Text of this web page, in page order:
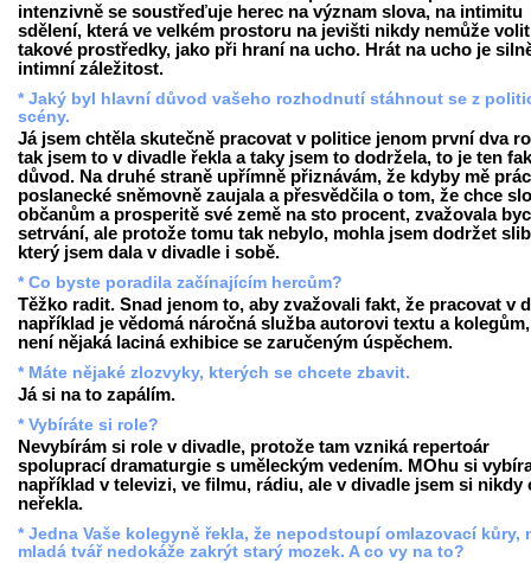
intenzivně se soustřeďuje herec na význam slova, na intimitu
sdělení, která ve velkém prostoru na jevišti nikdy nemůže volit
takové prostředky, jako při hraní na ucho. Hrát na ucho je
intimní záležitost.
* Jaký byl hlavní důvod vašeho rozhodnutí stáhnout se z
scény.
Já jsem chtěla skutečně pracovat v politice jenom první dva
tak jsem to v divadle řekla a taky jsem to dodržela, to je ten
důvod. Na druhé straně upřímně přiznávám, že kdyby mě
poslanecké sněmovně zaujala a přesvědčila o tom, že chce
občanům a prosperitě své země na sto procent, zvažovala
setrvání, ale protože tomu tak nebylo, mohla jsem dodržet
který jsem dala v divadle i sobě.
* Co byste poradila začínajícím hercům?
Těžko radit. Snad jenom to, aby zvažovali fakt, že pracovat v
například je vědomá náročná služba autorovi textu a
není nějaká laciná exhibice se zaručeným úspěchem.
* Máte nějaké zlozvyky, kterých se chcete zbavit.
Já si na to zapálím.
* Vybíráte si role?
Nevybírám si role v divadle, protože tam vzniká repertoár
spoluprací dramaturgie s uměleckým vedením. MOhu si
například v televizi, ve filmu, rádiu, ale v divadle jsem si nikdy
neřekla.
* Jedna Vaše kolegyně řekla, že nepodstoupí omlazovací kůry,
mladá tvář nedokáže zakrýt starý mozek. A co vy na to?